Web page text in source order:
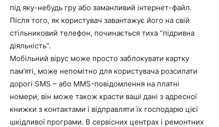
під яку-небудь гру або заманливий інтернет-файл.
Після того, як користувач завантажує його на свій
стільниковий телефон, починається тиха “підривна
діяльність”.
Мобільний вірус може просто заблокувати картку
пам’яті, може непомітно для користувача розсилати
дорогі SMS – або MMS-повідомлення на платні
номери, він може також красти ваші дані з адресної
книжки з контактами і відправляти їх господарю цієї
шкідливої програми. В сервісних центрах і ремонтних